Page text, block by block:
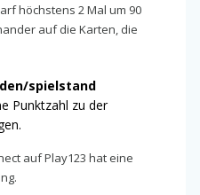
höchstens 2 Mal um 90
auf die Karten, die
spielstand
Punktzahl zu der
auf Play123 hat eine